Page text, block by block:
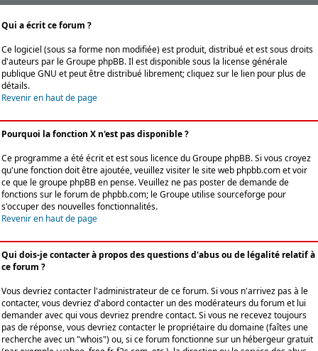
Qui a écrit ce forum ?
Ce logiciel (sous sa forme non modifiée) est produit, distribué et est sous droits
d'auteurs par leGroupe phpBB. Il est disponible sous la license générale
publique GNU et peut être distribué librement; cliquez sur le lien pour plus de
détails.
Revenir en haut de page
Pourquoi la fonction X n'est pas disponible ?
Ce programme a été écrit et est sous licence du Groupe phpBB. Si vous croyez
qu'une fonction doit être ajoutée, veuillez visiter le site web phpbb.com et voir
ce que le groupe phpBB en pense. Veuillez ne pas poster de demande de
fonctions sur le forum de phpbb.com; le Groupe utilise sourceforge pour
s'occuper des nouvelles fonctionnalités.
Revenir en haut de page
Qui dois-je contacter à propos des questions d'abus ou de légalité relatif à
ce forum ?
Vous devriez contacter l'administrateur de ce forum. Si vous n'arrivez pas à le
contacter, vous devriez d'abord contacter un des modérateurs du forum et lui
demander avec qui vous devriez prendre contact. Si vous ne recevez toujours
pas de réponse, vous devriez contacter le propriétaire du domaine (faîtes une
recherche avec un "whois") ou, si ce forum fonctionne sur un hébergeur gratuit